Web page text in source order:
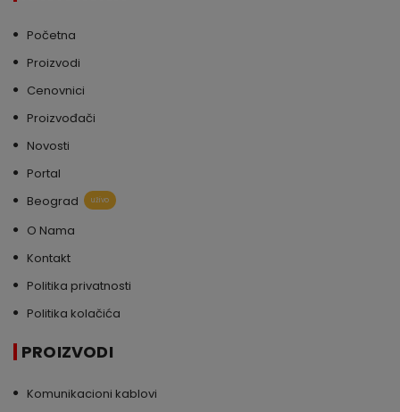
Početna
Proizvodi
Cenovnici
Proizvođači
Novosti
Portal
Beograd
uživo
O Nama
Kontakt
Politika privatnosti
Politika kolačića
PROIZVODI
Komunikacioni kablovi